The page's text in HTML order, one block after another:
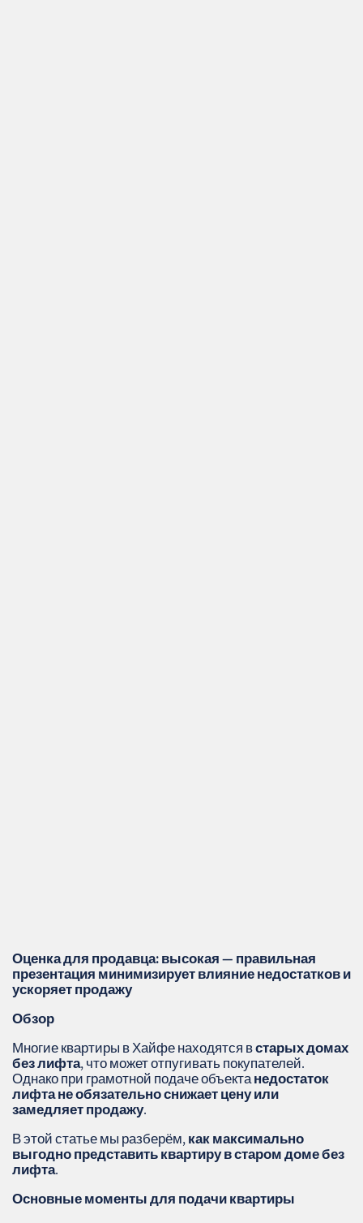
Оценка для продавца: высокая — правильная
презентация минимизирует влияние недостатков и
ускоряет продажу
Обзор
Многие квартиры в Хайфе находятся встарых домах
без лифта, что может отпугивать покупателей.
Однако при грамотной подаче объектанедостаток
лифта не обязательно снижает цену или
замедляет продажу.
В этой статье мы разберём,как максимально
выгодно представить квартиру в старом доме без
лифта.
Основные моменты для подачи квартиры